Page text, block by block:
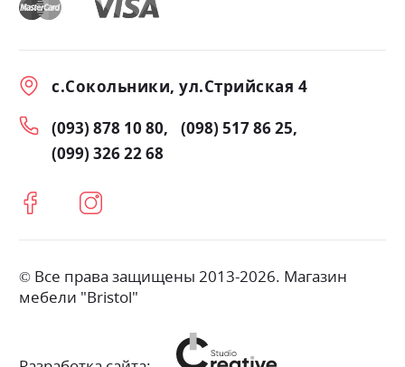
с.Сокольники, ул.Стрийская 4
(093) 878 10 80
(098) 517 86 25
(099) 326 22 68
© Все права защищены 2013-2026. Магазин
мебели "Bristol"